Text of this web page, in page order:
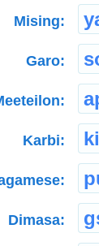
Mising:
Garo:
Karbi:
Dimasa: